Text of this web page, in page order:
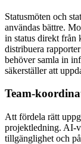
Statusmöten och
användas bättre.
in status direkt från
distribuera
behöver samla in
säkerställer att
Team-
Att fördela rätt
projektledning. AI-
tillgänglighet och